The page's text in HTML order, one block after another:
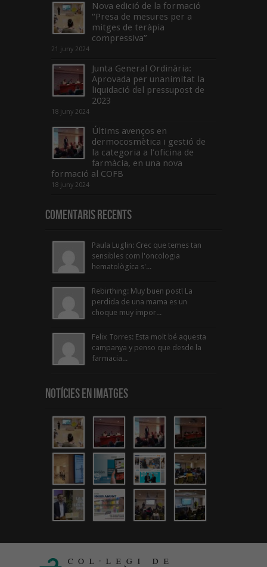
Nova edició de la formació
“Presa de mesures per a
mitges de teràpia
compressiva”
21 juny 2024
Junta General Ordinària:
Aprovada per unanimitat la
liquidació del pressupost de
2023
18 juny 2024
Últims avenços en
dermocosmètica i gestió de
la categoria a l’oficina de
farmàcia, en una nova
formació al COFB
18 juny 2024
Comentaris Recents
Paula Luglin: Crec que temes tan
sensibles com l'oncologia
hematològica s'...
Rebirthing: Muy buen post! La
perdida de una mama es un
choque muy impor...
Felix Torres: Esta molt bé aquesta
campanya y penso que desde la
farmacia...
Notícies en Imatges